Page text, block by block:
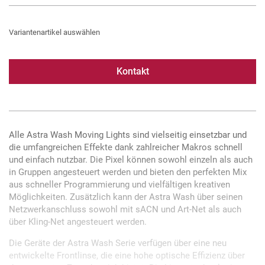
Variantenartikel auswählen
Kontakt
Alle Astra Wash Moving Lights sind vielseitig einsetzbar und
die umfangreichen Effekte dank zahlreicher Makros schnell
und einfach nutzbar. Die Pixel können sowohl einzeln als auch
in Gruppen angesteuert werden und bieten den perfekten Mix
aus schneller Programmierung und vielfältigen kreativen
Möglichkeiten. Zusätzlich kann der Astra Wash über seinen
Netzwerkanschluss sowohl mit sACN und Art-Net als auch
über Kling-Net angesteuert werden.
Die Geräte der Astra Wash Serie verfügen über eine neu
entwickelte Frontlinse, die eine hohe optische Effizienz über